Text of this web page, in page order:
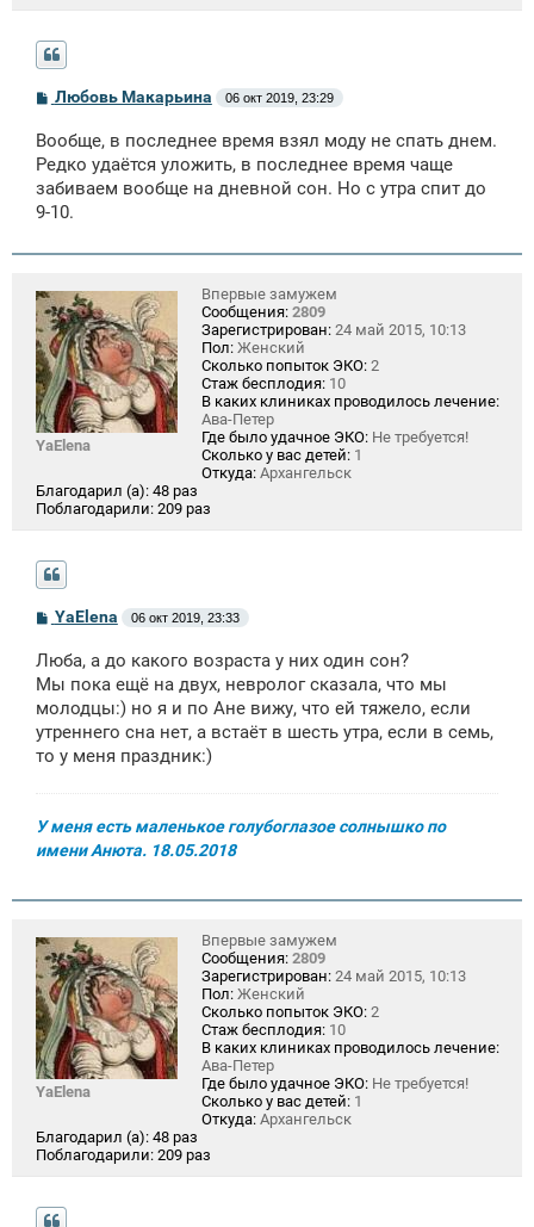
С
б
щ
е
н
и
Любовь Макарьина 06 окт 2019, 23:29
Вообще, в последнее время взял моду не спать днем.
Редко удаётся уложить, в последнее время чаще
забиваем вообще на дневной сон. Но с утра спит до
9-10.
YaElena
Впервые замужем
Сообщения: 2809
Зарегистрирован: 24 май 2015, 10:13
Пол: Женский
Сколько попыток ЭКО: 2
Стаж бесплодия: 10
В каких клиниках проводилось лечение:
Ава-Петер
Где было удачное ЭКО: Не требуется!
Сколько у вас детей: 1
Откуда: Архангельск
Благодарил (а): 48 раз
Поблагодарили: 209 раз
С
б
щ
н
и
YaElena 06 окт 2019, 23:33
Люба, а до какого возраста у них один сон?
Мы пока ещё на двух, невролог сказала, что мы
молодцы:) но я и по Ане вижу, что ей тяжело, если
утреннего сна нет, а встаёт в шесть утра, если в семь,
то у меня праздник:)
У меня есть маленькое голубоглазое солнышко по
имени Анюта. 18.05.2018
YaElena
Впервые замужем
Сообщения: 2809
Зарегистрирован: 24 май 2015, 10:13
Пол: Женский
Сколько попыток ЭКО: 2
Стаж бесплодия: 10
В каких клиниках проводилось лечение:
Ава-Петер
Где было удачное ЭКО: Не требуется!
Сколько у вас детей: 1
Откуда: Архангельск
Благодарил (а): 48 раз
Поблагодарили: 209 раз